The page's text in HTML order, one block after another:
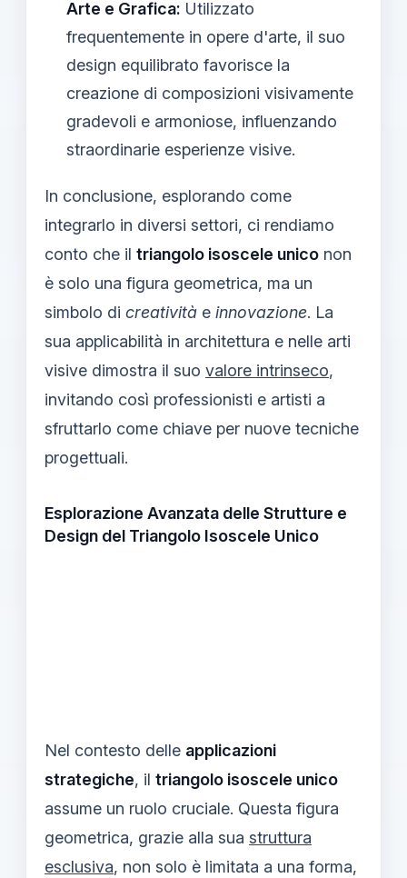
Arte e Grafica: Utilizzato
frequentemente in opere d'arte, il suo
design equilibrato favorisce la
creazione di composizioni visivamente
gradevoli e armoniose, influenzando
straordinarie esperienze visive.
In conclusione, esplorando come
integrarlo in diversi settori, ci rendiamo
conto che il triangolo isoscele unico non
è solo una figura geometrica, ma un
simbolo di creatività e innovazione. La
sua applicabilità in architettura e nelle arti
visive dimostra il suo valore intrinseco,
invitando così professionisti e artisti a
sfruttarlo come chiave per nuove tecniche
progettuali.
Esplorazione Avanzata delle Strutture e
Design del Triangolo Isoscele Unico
Nel contesto delle applicazioni
strategiche, il triangolo isoscele unico
assume un ruolo cruciale. Questa figura
geometrica, grazie alla sua struttura
esclusiva, non solo è limitata a una forma,